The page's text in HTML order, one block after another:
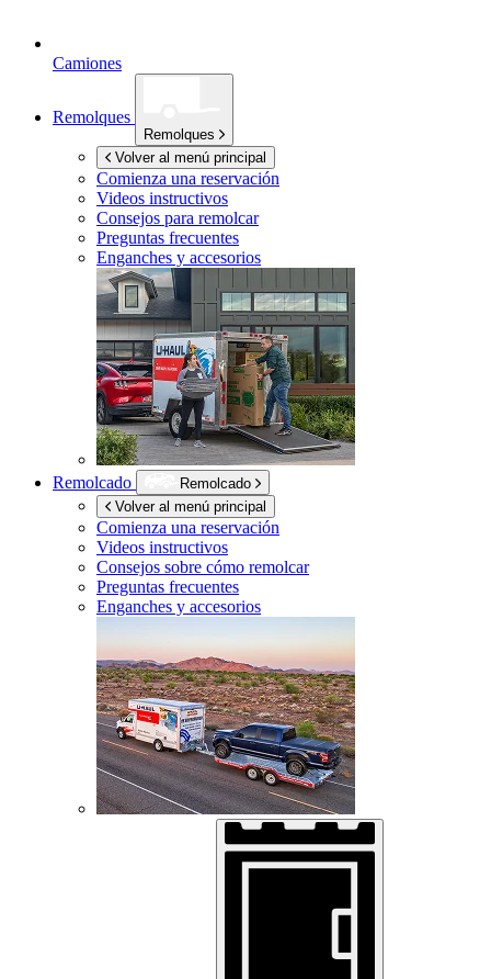
Camiones
Remolques
Remolques
Volver al menú principal
Comienza una reservación
Videos instructivos
Consejos para remolcar
Preguntas frecuentes
Enganches y accesorios
Remolcado
Remolcado
Volver al menú principal
Comienza una reservación
Videos instructivos
Consejos sobre cómo remolcar
Preguntas frecuentes
Enganches y accesorios